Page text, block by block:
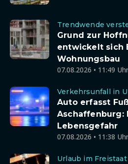
Trendwende
Grund zur
entwickelt sich
Wohnungsbau
07.08.2026 • 11:49 Uhr
Verkehrsunfall in
Auto erfasst
Aschaffenburg:
Lebensgefahr
07.08.2026 • 11:38 Uhr
Urlaub im Freistaat